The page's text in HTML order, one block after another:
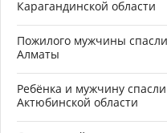
Карагандинской области
Пожилого мужчины
Алматы
Ребёнка и мужчину
Актюбинской области